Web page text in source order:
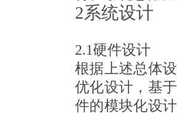
2系统设计
2.1硬件设计
根据上述总体
优化设计，基
件的模块化设